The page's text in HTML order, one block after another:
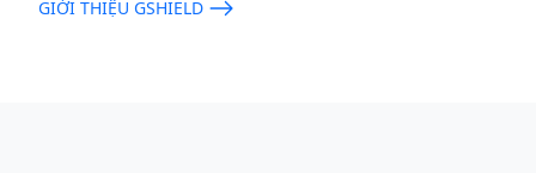
GIỚI THIỆU GSHIELD